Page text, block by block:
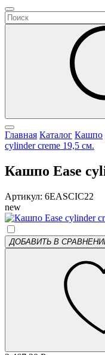
Главная Каталог Кашпо
cylinder creme 19,5 см.
Кашпо Ease
Артикул: 6EASCIC22
new
ДОБАВИТЬ В